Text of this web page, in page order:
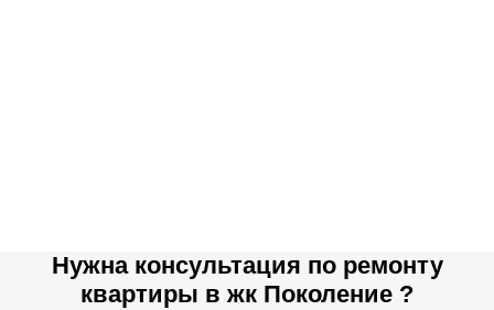
Нужна консультация по ремонту
квартиры в жк Поколение ?